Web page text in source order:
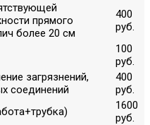
прямого
более 20 см
400
руб.
100
руб.
загрязнений,
соединений
400
руб.
1600
руб.